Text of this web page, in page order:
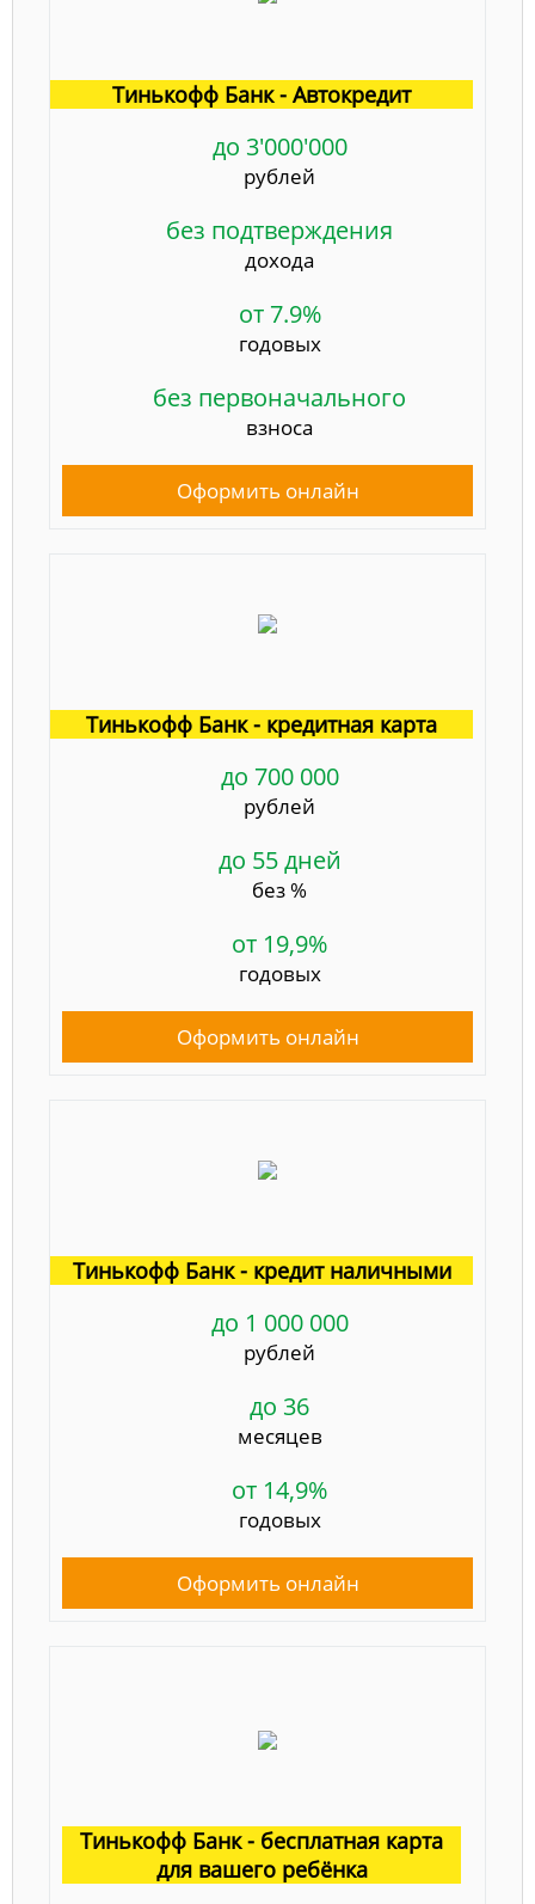
Тинькофф Банк - Автокредит
до 3'000'000
рублей
без подтверждения
дохода
от 7.9%
годовых
без первоначального
взноса
Оформить онлайн
Тинькофф Банк - кредитная карта
до 700 000
рублей
до 55 дней
без %
от 19,9%
годовых
Оформить онлайн
Тинькофф Банк - кредит наличными
до 1 000 000
рублей
до 36
месяцев
от 14,9%
годовых
Оформить онлайн
Тинькофф Банк - бесплатная карта
для вашего ребёнка